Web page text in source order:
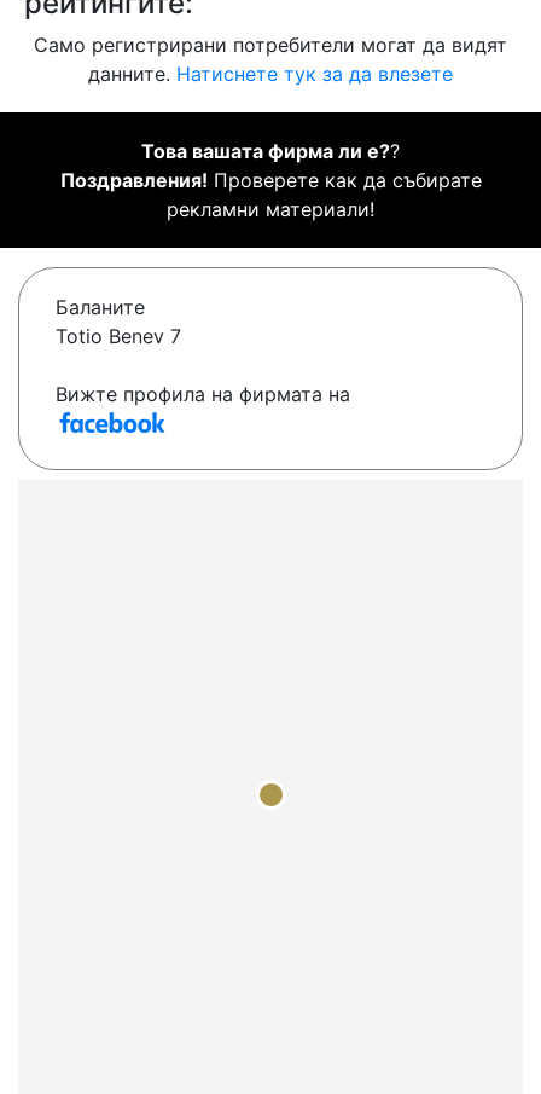
Само регистрирани потребители могат да видят
данните. Натиснете тук за да влезете
Това вашата фирма ли е??
Поздравления! Проверете как да събирате
рекламни материали!
Баланите
Totio Benev 7
Вижте профила на фирмата на